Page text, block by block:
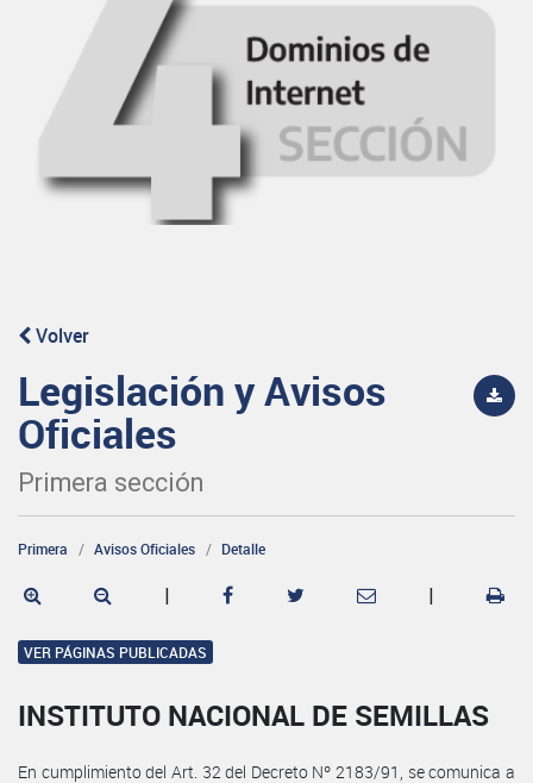
Volver
Legislación y Avisos
Oficiales
Primera sección
Primera Avisos Oficiales Detalle
| |
VER PÁGINAS PUBLICADAS
INSTITUTO NACIONAL DE SEMILLAS
En cumplimiento del Art. 32 del Decreto Nº 2183/91, se comunica a